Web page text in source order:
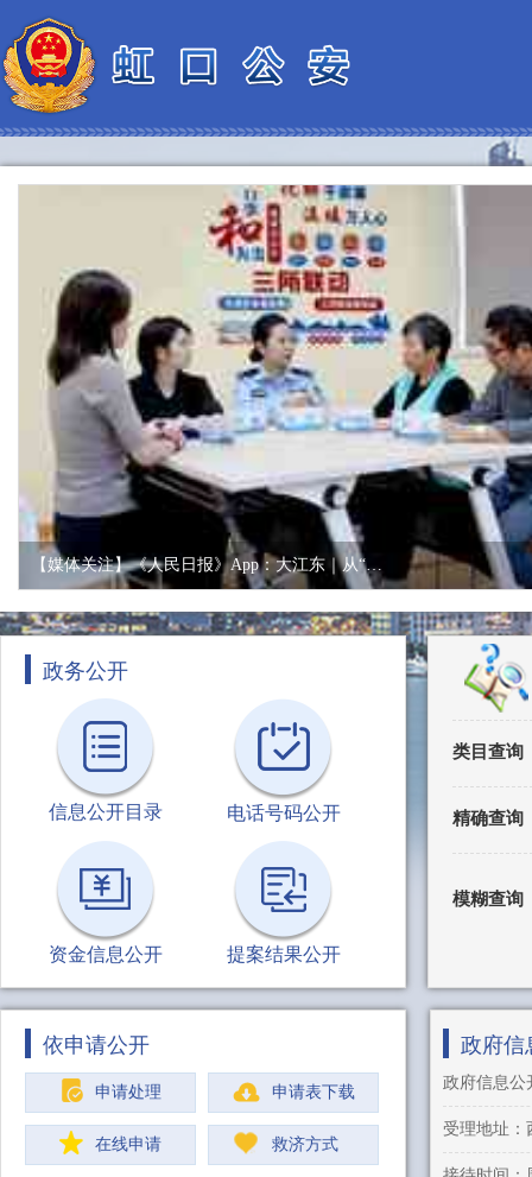
广中所组织民警至辖区幼儿园开展“开学第一课”交通安全宣讲活动
政务公开
信息公开目录 电话号码公开
资金信息公开 提案结果公开
类目查询
精确查询
模糊查询
依申请公开
申请处理 申请表下载
在线申请 救济方式
政府信
政府信息公
受理地址：